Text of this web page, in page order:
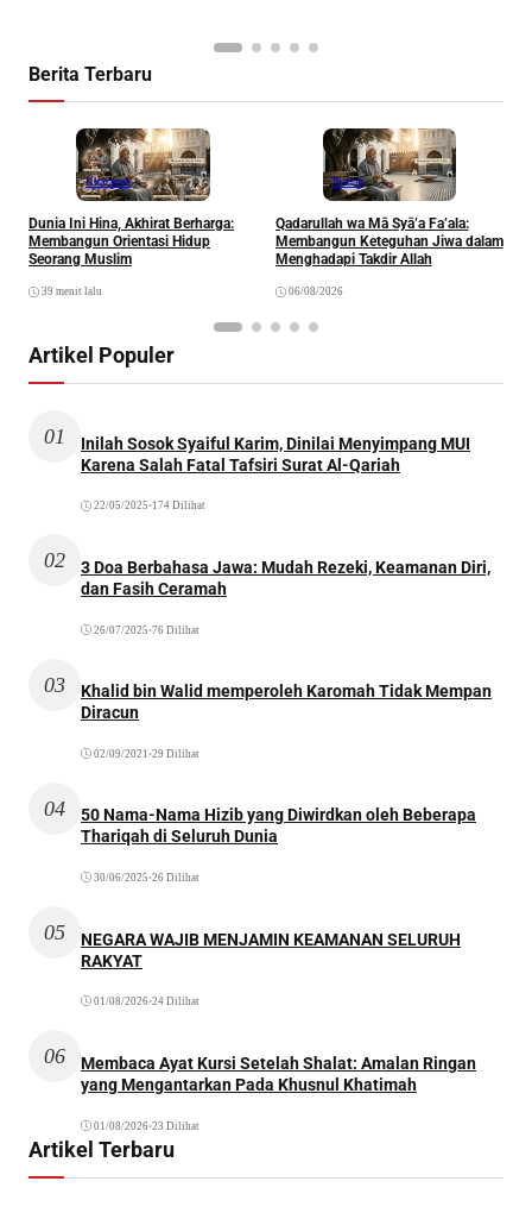
Berita Terbaru
Khazanah
Dunia Ini Hina, Akhirat Berharga:
Membangun Orientasi Hidup
Seorang Muslim
39 menit lalu
Ibadah
Qadarullah wa Mā Syā’a Fa’ala:
Membangun Keteguhan Jiwa dalam
Menghadapi Takdir Allah
06/08/2026
Artikel Populer
01
Inilah Sosok Syaiful Karim, Dinilai Menyimpang MUI
Karena Salah Fatal Tafsiri Surat Al-Qariah
22/05/2025 •174 Dilihat
02
3 Doa Berbahasa Jawa: Mudah Rezeki, Keamanan Diri,
dan Fasih Ceramah
26/07/2025 •76 Dilihat
03
Khalid bin Walid memperoleh Karomah Tidak Mempan
Diracun
02/09/2021 •29 Dilihat
04
50 Nama-Nama Hizib yang Diwirdkan oleh Beberapa
Thariqah di Seluruh Dunia
30/06/2025 •26 Dilihat
05
NEGARA WAJIB MENJAMIN KEAMANAN SELURUH
RAKYAT
01/08/2026•24 Dilihat
06
Membaca Ayat Kursi Setelah Shalat: Amalan Ringan
yang Mengantarkan Pada Khusnul Khatimah
01/08/2026•23 Dilihat
Artikel Terbaru